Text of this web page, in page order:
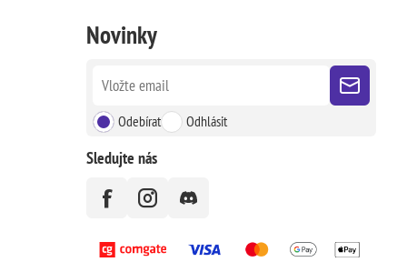
Novinky
Odebírat Odhlásit
Sledujte nás